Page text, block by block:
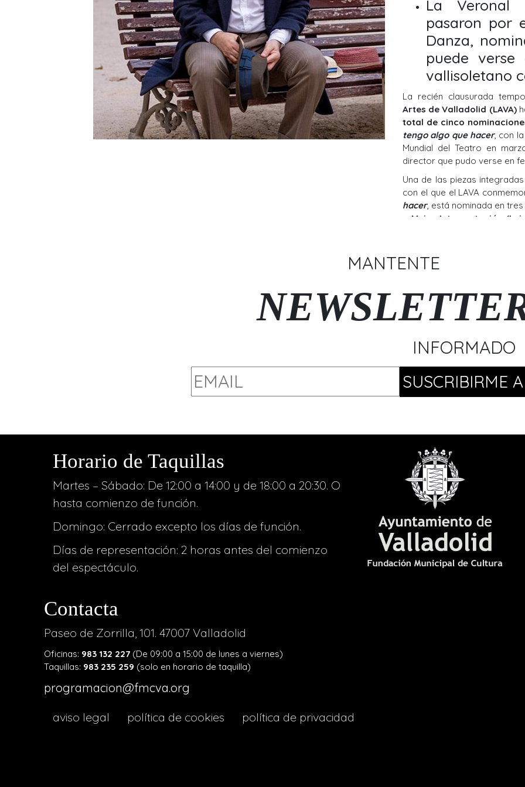
La Veronal
pasaron por
Danza,
puede
vallisoletano
La recién clausurada
Artes de Valladolid (LAVA)
total de cinco
tengo algo que hacer, con
Mundial del Teatro en
director que pudo verse en
Una de las piezas
con el que el LAVA
hacer, está nominada en
y Mejor Interpretación
Día Mundial del Teatro (27
deseo el día 28.
último como director, opta
Mejor autoría original.
especial del LAVA por el
Se trata de
Totentanz -
exhibirá estos días en el
otra de las profesionales
del Día de la Danza.
MANTENTE
INFORMADO
Horario de Taquillas
Martes – Sábado: De 12:00 a 14:00 y de 18:00 a 20:30. O
hasta comienzo de función.
Domingo: Cerrado excepto los días de función.
Días de representación: 2 horas antes del comienzo
del espectáculo.
Contacta
Paseo de Zorrilla, 101. 47007 Valladolid
Oficinas: 983 132 227 (De 09:00 a 15:00 de lunes a viernes)
Taquillas: 983 235 259 (solo en horario de taquilla)
programacion@fmcva.org
menuaviso legal política de cookies política de privacidad